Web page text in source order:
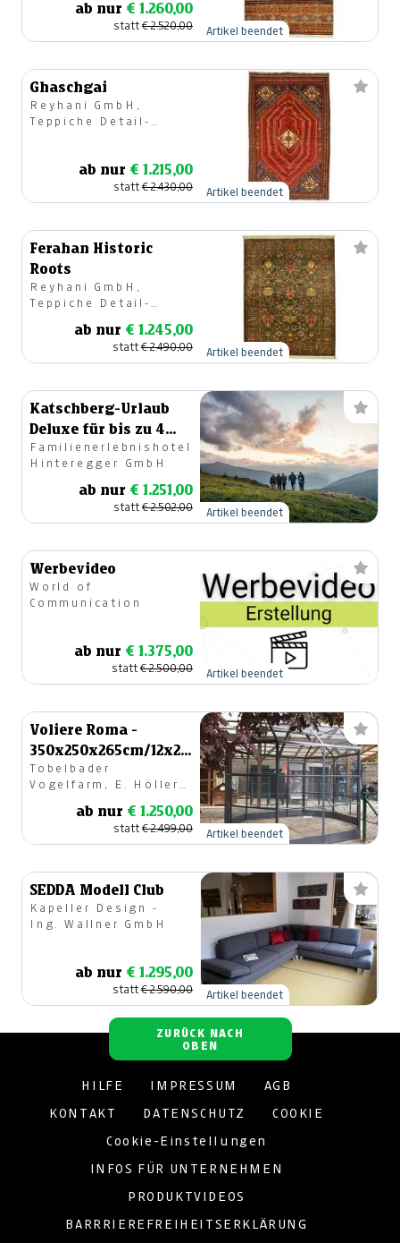
ab nur € 1.260,00
statt€ 2.520,00 Artikel beendet
Ghaschgai
Reyhani GmbH,
Teppiche Detail-
ab nur € 1.215,00
statt€ 2.430,00 Artikel beendet
Ferahan Historic
Roots
Reyhani GmbH,
Teppiche Detail-
ab nur € 1.245,00
statt€ 2.490,00 Artikel beendet
Katschberg-Urlaub
Deluxe für bis zu 4
Erwachsene in der
Suite
Familienerlebnishotel
Hinteregger GmbH
ab nur € 1.251,00
statt€ 2.502,00 Artikel beendet
Werbevideo
World of
Communication
ab nur € 1.375,00
statt€ 2.500,00 Artikel beendet
Voliere Roma -
350x250x265cm/12x25mm
- anthrazit
Tobelbader
Vogelfarm, E. Höller
ab nur € 1.250,00
statt€ 2.499,00 Artikel beendet
SEDDA Modell Club
Kapeller Design -
Ing. Wallner GmbH
ab nur € 1.295,00
statt€ 2.590,00 Artikel beendet
ZURÜCK NACH
OBEN
HILFE IMPRESSUM AGB
KONTAKT DATENSCHUTZ COOKIE
Cookie-Einstellungen
INFOS FÜR UNTERNEHMEN
PRODUKTVIDEOS
BARRRIEREFREIHEITSERKLÄRUNG